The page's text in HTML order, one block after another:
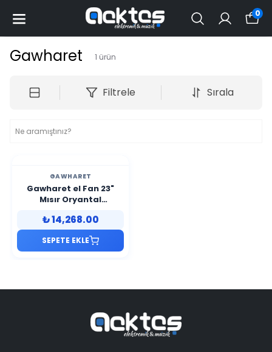
0
Gawharet 1 ürün
Filtrele Sırala
GAWHARET
Gawharet el Fan 23"
Mısır Oryantal
Darbuka
₺ 14,268.00
SEPETE EKLE